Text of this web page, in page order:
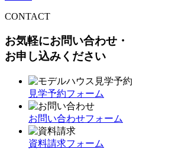
CONTACT
お気軽にお問い合わせ・
お申し込みください
見学予約フォーム
お問い合わせフォーム
資料請求フォーム